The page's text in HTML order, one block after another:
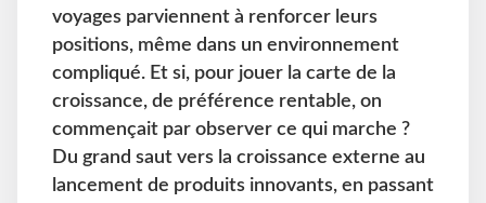
voyages parviennent à renforcer leurs
positions, même dans un environnement
compliqué. Et si, pour jouer la carte de la
croissance, de préférence rentable, on
commençait par observer ce qui marche ?
Du grand saut vers la croissance externe au
lancement de produits innovants, en passant